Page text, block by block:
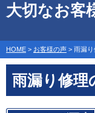
大切なお客
HOME > お客様の声 > 雨漏り
雨漏り修理